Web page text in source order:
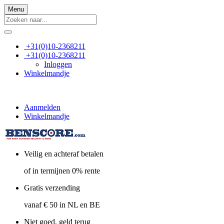
Menu
+31(0)10-2368211
+31(0)10-2368211
Inloggen
Winkelmandje
Aanmelden
Winkelmandje
Veilig en achteraf betalen
of in termijnen 0% rente
Gratis verzending
vanaf € 50 in NL en BE
Niet goed, geld terug